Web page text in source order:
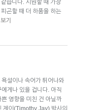
습니다. 시원할 때 가장
곤할 때 더 하품을 하는
기
설이나 속어가 튀어나와
게나 있을 겁니다. 아직
영향을 미친 건 아닐까
제이(Timothy Jay) 박사의